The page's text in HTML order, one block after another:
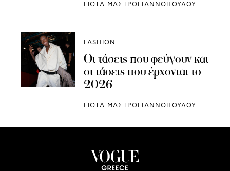
ΓΙΩΤΑ ΜΑΣΤΡΟΓΙΑΝΝΟΠΟΥΛΟΥ
FASHION
Οι τάσεις που φεύγουν και
οι τάσεις που έρχονται το
2026
ΓΙΩΤΑ ΜΑΣΤΡΟΓΙΑΝΝΟΠΟΥΛΟΥ